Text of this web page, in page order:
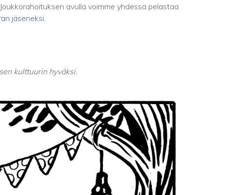
avulla voimme yhdessä pelastaa
jäseneksi.
kulttuurin hyväksi.